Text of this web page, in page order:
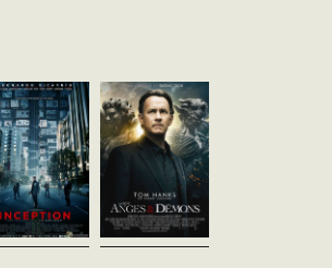
sujet du
aux limites de ce qui
exprimé, "The End
un voyage
: de
vost - 148'
Dom Cobb est un voleur
expérimenté – le meilleur qui
soit dans l’art périlleux de
l’extraction : sa spécialité
consiste à s’approprier les
secrets...
vost - 138'
Une antique confrérie
parmi les plus
l'Histoire, les
s'était juré autrefois
d'anéantir l'Eglise
History of